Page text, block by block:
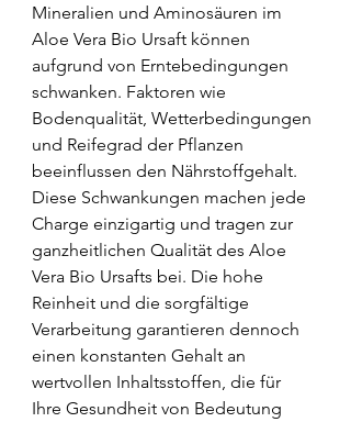
Mineralien und Aminosäuren im
Aloe Vera Bio Ursaft können
aufgrund von Erntebedingungen
schwanken. Faktoren wie
Bodenqualität, Wetterbedingungen
und Reifegrad der Pflanzen
beeinflussen den Nährstoffgehalt.
Diese Schwankungen machen jede
Charge einzigartig und tragen zur
ganzheitlichen Qualität des Aloe
Vera Bio Ursafts bei. Die hohe
Reinheit und die sorgfältige
Verarbeitung garantieren dennoch
einen konstanten Gehalt an
wertvollen Inhaltsstoffen, die für
Ihre Gesundheit von Bedeutung